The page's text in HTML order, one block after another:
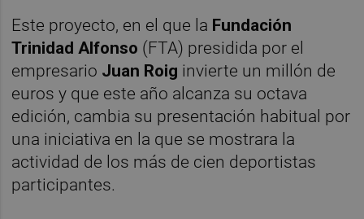
Este proyecto, en el que la Fundación
Trinidad Alfonso (FTA) presidida por el
empresario Juan Roig invierte un millón de
euros y que este año alcanza su octava
edición, cambia su presentación habitual por
una iniciativa en la que se mostrara la
actividad de los más de cien deportistas
participantes.